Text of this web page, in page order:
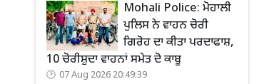
Mohali Police: ਮੋਹਾਲੀ
ਪੁਲਿਸ ਨੇ ਵਾਹਨ ਚੋਰੀ
ਗਿਰੋਹ ਦਾ ਕੀਤਾ ਪਰਦਾਫਾਸ਼,
10 ਚੋਰੀਸ਼ੁਦਾ ਵਾਹਨਾਂ ਸਮੇਤ ਦੋ ਕਾਬੂ
07 Aug 2026 20:49:39